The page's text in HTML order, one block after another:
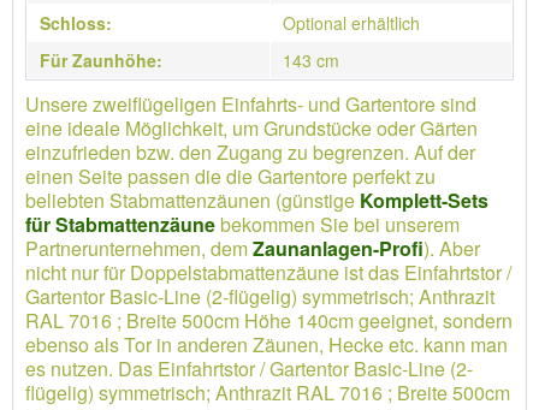
Schloss:
Optional erhältlich
Für Zaunhöhe:
143 cm
Unsere zweiflügeligen Einfahrts- und Gartentore sind
eine ideale Möglichkeit, um Grundstücke oder Gärten
einzufrieden bzw. den Zugang zu begrenzen. Auf der
einen Seite passen die die Gartentore perfekt zu
beliebten Stabmattenzäunen (günstige Komplett-Sets
für Stabmattenzäunebekommen Sie bei unserem
Partnerunternehmen, demZaunanlagen-Profi). Aber
nicht nur für Doppelstabmattenzäune ist das Einfahrtstor /
Gartentor Basic-Line (2-flügelig) symmetrisch; Anthrazit
RAL 7016 ; Breite 500cm Höhe 140cm geeignet, sondern
ebenso als Tor in anderen Zäunen, Hecke etc. kann man
es nutzen. Das Einfahrtstor / Gartentor Basic-Line (2-
flügelig) symmetrisch; Anthrazit RAL 7016 ; Breite 500cm